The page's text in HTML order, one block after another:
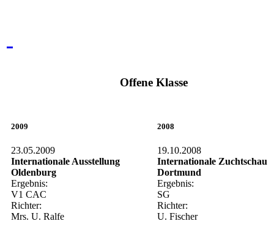
Offene Klasse
2009
23.05.2009
Internationale Ausstellung
Oldenburg
Ergebnis:
V1 CAC
Richter:
Mrs. U. Ralfe
2008
19.10.2008
Internationale Zuchtschau
Dortmund
Ergebnis:
SG
Richter:
U. Fischer